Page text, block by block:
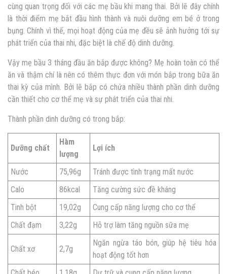
cùng quan trọng đối với các mẹ bầu khi mang thai. Bởi lẽ đây chính
là thời điểm mẹ bắt đầu hình thành và nuôi dưỡng em bé ở trong
bụng. Chính vì thế, mọi hoạt động của mẹ đều sẽ ảnh hưởng tới sự
phát triển của thai nhi, đặc biệt là chế độ dinh dưỡng.
Vậy mẹ bầu 3 tháng đầu ăn bắp được không? Mẹ hoàn toàn có thể
ăn và thậm chí là nên có thêm thực đơn với món bắp trong bữa ăn
thai kỳ của mình. Bởi lẽ bắp có chứa nhiều thành phần dinh dưỡng
cần thiết cho cơ thể mẹ và sự phát triển của thai nhi.
Thành phần dinh dưỡng có trong bắp:
Dưỡng chất
Hàm
lượng
Lợi ích
Nước 75,96g
Tránh được tình trạng mất nước
Calo
86kcal
Tăng cường sức đề kháng
Tinh bột
19,02g
Cung cấp năng lượng cho cơ thể
Chất đạm
3,22g Hỗ trợ làm tăng nguồn sữa mẹ
Chất xơ 2,7g
Ngăn ngừa táo bón, giúp hệ tiêu hóa
hoạt động tốt hơn